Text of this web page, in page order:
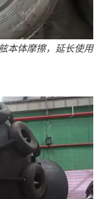
本体摩擦，延长使用